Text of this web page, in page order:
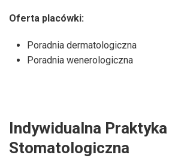
Oferta placówki:
Poradnia dermatologiczna
Poradnia wenerologiczna
Indywidualna Praktyka
Stomatologiczna